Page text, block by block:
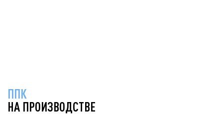
ППК
НА ПРОИЗВОДСТВЕ